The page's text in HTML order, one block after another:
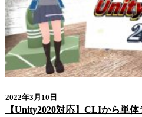
2022年3月10日
【Unity2020対応】CLIから単